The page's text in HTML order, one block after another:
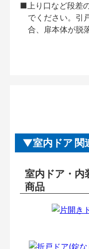
■上り口など段差
でください。引
合、扉本体が脱
室内ドア 関
室内ドア・内
商品